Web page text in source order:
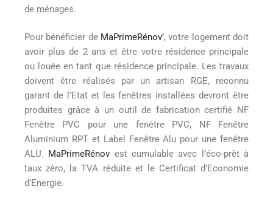
de ménages.
Pour bénéficier de MaPrimeRénov’, votre logement doit
avoir plus de 2 ans et être votre résidence principale
ou louée en tant que résidence principale. Les travaux
doivent être réalisés par un artisan RGE, reconnu
garant de l’Etat et les fenêtres installées devront être
produites grâce à un outil de fabrication certifié NF
Fenêtre PVC pour une fenêtre PVC, NF Fenêtre
Aluminium RPT et Label Fenêtre Alu pour une fenêtre
ALU. MaPrimeRénov est cumulable avec l’éco-prêt à
taux zéro, la TVA réduite et le Certificat d’Economie
d’Energie.